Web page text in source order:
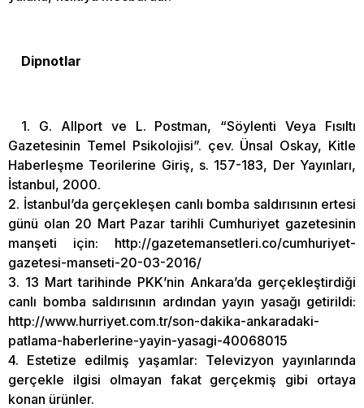
Dipnotlar
1. G. Allport ve L. Postman, “Söylenti Veya Fısıltı
Gazetesinin Temel Psikolojisi”. çev. Ünsal Oskay, Kitle
Haberleşme Teorilerine Giriş, s. 157-183, Der Yayınları,
İstanbul, 2000.
2. İstanbul’da gerçekleşen canlı bomba saldırısının ertesi
günü olan 20 Mart Pazar tarihli Cumhuriyet gazetesinin
manşeti için: http://gazetemansetleri.co/cumhuriyet-
gazetesi-manseti-20-03-2016/
3. 13 Mart tarihinde PKK’nin Ankara’da gerçekleştirdiği
canlı bomba saldırısının ardından yayın yasağı getirildi:
http://www.hurriyet.com.tr/son-dakika-ankaradaki-
patlama-haberlerine-yayin-yasagi-40068015
4. Estetize edilmiş yaşamlar: Televizyon yayınlarında
gerçekle ilgisi olmayan fakat gerçekmiş gibi ortaya
konan ürünler.